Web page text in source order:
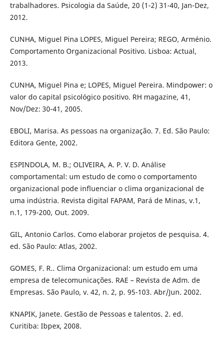
trabalhadores. Psicologia da Saúde, 20 (1-2) 31-40, Jan-Dez,
2012.
CUNHA, Miguel Pina LOPES, Miguel Pereira; REGO, Arménio.
Comportamento Organizacional Positivo. Lisboa: Actual,
2013.
CUNHA, Miguel Pina e; LOPES, Miguel Pereira. Mindpower: o
valor do capital psicológico positivo. RH magazine, 41,
Nov/Dez: 30-41, 2005.
EBOLI, Marisa. As pessoas na organização. 7. Ed. São Paulo:
Editora Gente, 2002.
ESPINDOLA, M. B.; OLIVEIRA, A. P. V. D. Análise
comportamental: um estudo de como o comportamento
organizacional pode influenciar o clima organizacional de
uma indústria. Revista digital FAPAM, Pará de Minas, v.1,
n.1, 179-200, Out. 2009.
GIL, Antonio Carlos. Como elaborar projetos de pesquisa. 4.
ed. São Paulo: Atlas, 2002.
GOMES, F. R.. Clima Organizacional: um estudo em uma
empresa de telecomunicações. RAE – Revista de Adm. de
Empresas. São Paulo, v. 42, n. 2, p. 95-103. Abr/Jun. 2002.
KNAPIK, Janete. Gestão de Pessoas e talentos. 2. ed.
Curitiba: Ibpex, 2008.